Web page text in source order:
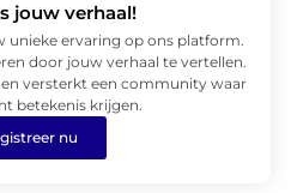
jouw verhaal!
unieke ervaring op ons platform.
door jouw verhaal te vertellen.
versterkt een community waar
betekenis krijgen.
nu